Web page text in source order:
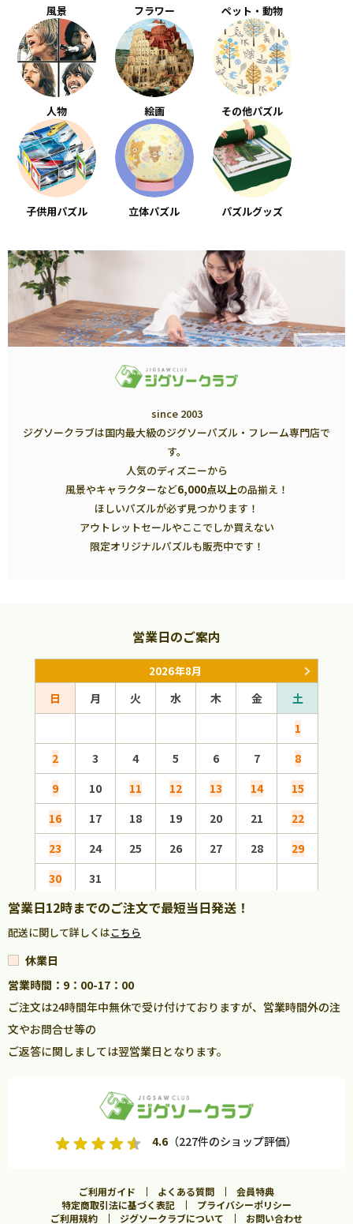
風景 フラワー ペット・動物
人物 絵画 その他パズル
子供用パズル 立体パズル パズルグッズ
since 2003
ジグソークラブは国内最大級のジグソーパズル・フレーム専門店で
す。
人気のディズニーから
風景やキャラクターなど6,000点以上の品揃え！
ほしいパズルが必ず見つかります！
アウトレットセールやここでしか買えない
限定オリジナルパズルも販売中です！
営業日のご案内
2026年8月
日 月 火 水 木 金
土
1
2
3 4 5 6 7
8
9
10 11 12 13 14
15
16
17 18 19 20 21
22
23
24 25 26 27 28
29
30
31
営業日12時までのご注文で最短当日発送！
配送に関して詳しくはこちら
休業日
営業時間：9：00-17：00
ご注文は24時間年中無休で受け付けておりますが、営業時間外の注
文やお問合せ等の
ご返答に関しましては翌営業日となります。
4.6（227件のショップ評価）
ご利用ガイド よくある質問
会員特典
特定商取引法に基づく表記
プライバシーポリシー
ご利用規約
ジグソークラブについて お問い合わせ